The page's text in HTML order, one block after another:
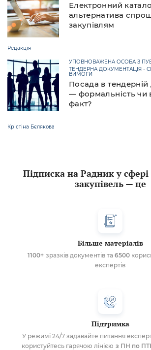
Електронний
альтернатива
закупівлям
Редакція
Посада в тендерній
— формальність чи
факт?
УПОВНОВАЖЕНА ОСОБА З
ТЕНДЕРНА ДОКУМЕНТАЦІЯ -
ВИМОГИ
Крістіна Бєлякова
Підписка на Радник у
закупівель — це
Більше матеріалів
1100+ зразків документів та 6500
експертів
Підтримка
У режимі 24/7 задавайте питання
користуйтесь гарячою лінією з ПН по